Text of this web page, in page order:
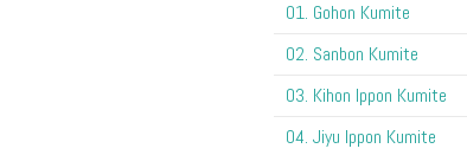
01. Gohon Kumite
02. Sanbon Kumite
03. Kihon Ippon Kumite
04. Jiyu Ippon Kumite